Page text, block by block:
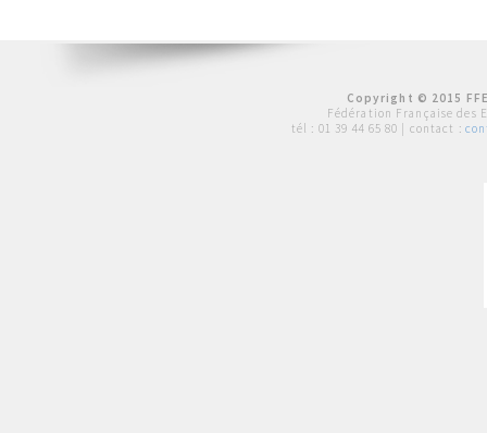
Copyright © 2015
Fédération Française des
tél : 01 39 44 65 80 | contact :